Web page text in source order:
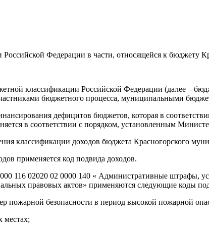
Федерации в части, относящейся к бюджету
классификации Российской Федерации (далее –
бюджетного процесса, муниципальными
дефицитов бюджетов, которая в
в соответствии с порядком, установленным
классификации доходов бюджета Красногорского
применяется код подвида доходов.
116 02020 02 0000 140 « Административные штрафы,
правовых актов» применяются следующие коды
пожарной безопасности в период высокой пожарной
местах;